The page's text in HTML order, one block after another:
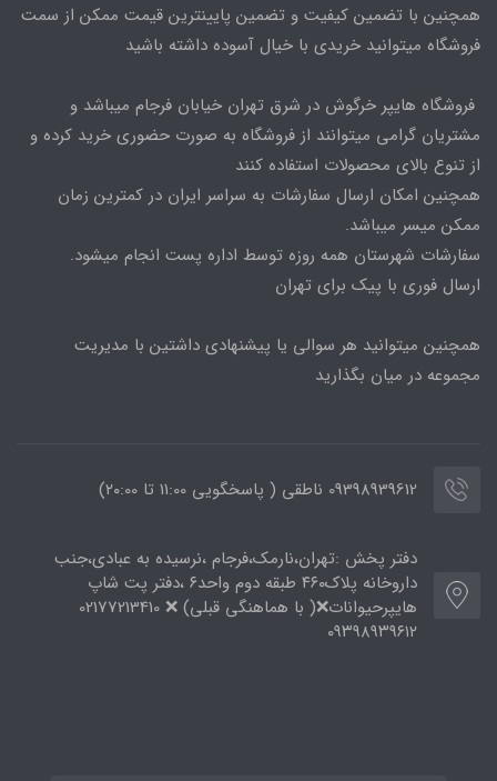
همچنین با تضمین کیفیت و تضمین پایینترین قیمت ممکن از سمت
فروشگاه میتوانید خریدی با خیال آسوده داشته باشید
فروشگاه هایپر خرگوش در شرق تهران خیابان فرجام میباشد و
مشتریان گرامی میتوانند از فروشگاه به صورت حضوری خرید کرده و
از تنوع بالای محصولات استفاده کنند
همچنین امکان ارسال سفارشات به سراسر ایران در کمترین زمان
ممکن میسر میباشد.
سفارشات شهرستان همه روزه توسط اداره پست انجام میشود.
ارسال فوری با پیک برای تهران
همچنین میتوانید هر سوالی یا پیشنهادی داشتین با مدیریت
مجموعه در میان بگذارید
09398939612 ناطقی ( پاسخگویی 11:00 تا ۲۰:00)
دفتر پخش :تهران،نارمک،فرجام ،نرسیده به عبادی،جنب
داروخانه پلاک۴۶۰ طبقه دوم واحد۶ ،دفتر پت شاپ
هایپرحیوانات❌( با هماهنگی قبلی) ❌ 02177213410
۰۹۳۹۸۹۳۹۶۱۲